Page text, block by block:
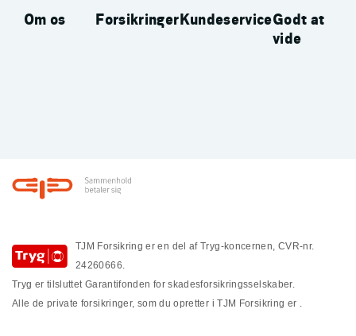
Om os ForsikringerKundeserviceGodt at
vide
TJM Forsikring er en del af Tryg-koncernen, CVR-nr.
24260666.
Tryg er tilsluttet Garantifonden for skadesforsikringsselskaber.
Alle de private forsikringer, som du opretter i TJM Forsikring er .